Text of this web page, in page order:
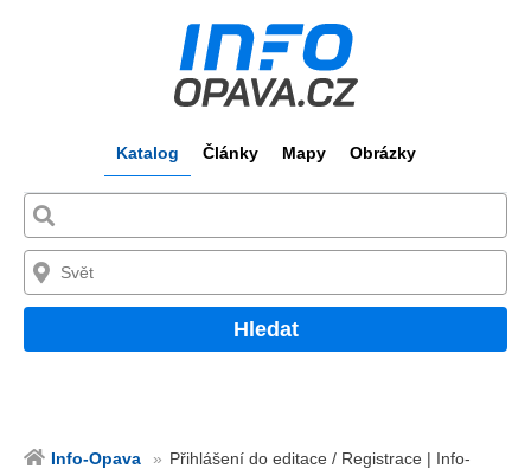
Katalog Články Mapy Obrázky
Hledat
Info-Opava
Přihlášení do editace / Registrace | Info-